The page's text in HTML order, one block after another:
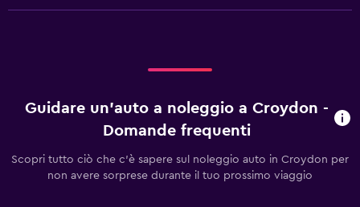
Guidare un'auto a noleggio a Croydon -
Domande frequenti
Scopri tutto ciò che c'è sapere sul noleggio auto in Croydon per
non avere sorprese durante il tuo prossimo viaggio